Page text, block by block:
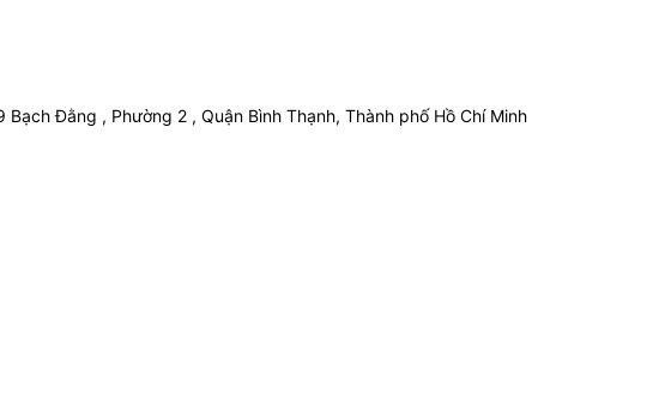
Bạch Đằng , Phường 2 , Quận Bình Thạnh, Thành phố Hồ Chí Minh